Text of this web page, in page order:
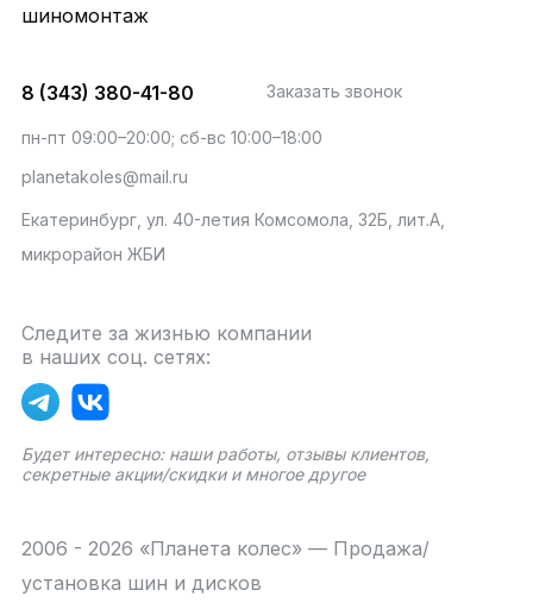
шиномонтаж
8 (343) 380-41-80 Заказать звонок
пн-пт 09:00–20:00; сб-вс 10:00–18:00
planetakoles@mail.ru
Екатеринбург, ул. 40-летия Комсомола, 32Б, лит.А,
микрорайон ЖБИ
Следите за жизнью компании
в наших соц. сетях:
Будет интересно: наши работы, отзывы клиентов,
секретные акции/скидки и многое другое
2006 - 2026 «Планета колес» — Продажа/
установка шин и дисков